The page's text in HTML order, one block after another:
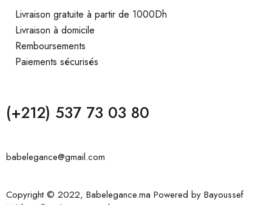
Livraison gratuite à partir de 1000Dh
Livraison à domicile
Remboursements
Paiements sécurisés
(+212) 537 73 03 80
babelegance@gmail.com
Copyright © 2022, Babelegance.ma Powered by Bayoussef